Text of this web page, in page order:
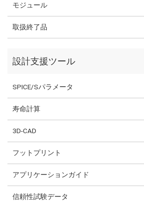
モジュール
取扱終了品
設計支援ツール
SPICE/Sパラメータ
寿命計算
3D-CAD
フットプリント
アプリケーションガイド
信頼性試験データ